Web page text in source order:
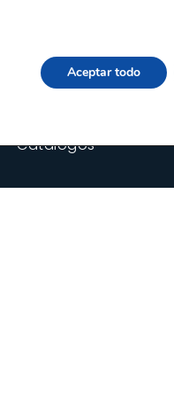
Catálogos
Aceptar todo